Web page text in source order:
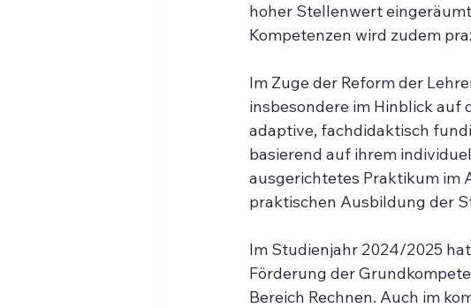
hoher Stellenwert
Kompetenzen wird zudem
Im Zuge der Reform der
insbesondere im Hinblick auf
adaptive, fachdidaktisch
basierend auf ihrem
ausgerichtetes Praktikum im
praktischen Ausbildung der
Im Studienjahr 2024/2025
Förderung der
Bereich Rechnen. Auch im